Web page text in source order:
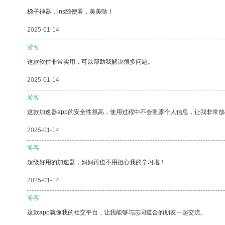
梯子神器，ins随便看，美美哒！
2025-01-14
游客
这款软件非常实用，可以帮助我解决很多问题。
2025-01-14
游客
这款加速器app的安全性很高，使用过程中不会泄露个人信息，让我非常
2025-01-14
游客
超级好用的加速器，妈妈再也不用担心我的学习啦！
2025-01-14
游客
这款app就像我的社交平台，让我能够与志同道合的朋友一起交流。